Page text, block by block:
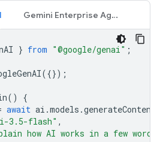
Gemini Enterprise Agent Platform API
} from "@google/genai" ;
({});
()
{
await ai .models .generateContent
3.5-flash" ,
how AI works in a few